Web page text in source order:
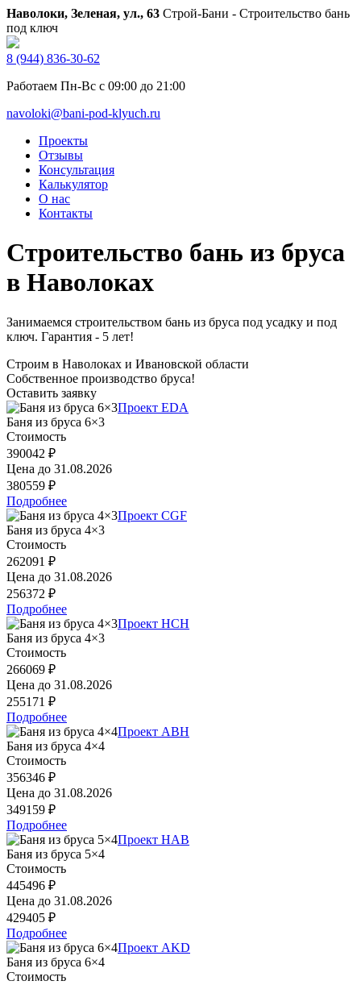
Наволоки, Зеленая, ул., 63 Строй-Бани - Строительство бань
под ключ
8 (944) 836-30-62
Работаем Пн-Вс с 09:00 до 21:00
navoloki@bani-pod-klyuch.ru
Проекты
Отзывы
Консультация
Калькулятор
О нас
Контакты
Строительство бань из бруса
в Наволоках
Занимаемся строительством бань из бруса под усадку и под
ключ. Гарантия - 5 лет!
Строим в Наволоках и Ивановской области
Собственное производство бруса!
Оставить заявку
Проект EDA
Баня из бруса 6×3
Стоимость
390042 ₽
Цена до 31.08.2026
380559 ₽
Подробнее
Проект CGF
Баня из бруса 4×3
Стоимость
262091 ₽
Цена до 31.08.2026
256372 ₽
Подробнее
Проект HCH
Баня из бруса 4×3
Стоимость
266069 ₽
Цена до 31.08.2026
255171 ₽
Подробнее
Проект ABH
Баня из бруса 4×4
Стоимость
356346 ₽
Цена до 31.08.2026
349159 ₽
Подробнее
Проект HAB
Баня из бруса 5×4
Стоимость
445496 ₽
Цена до 31.08.2026
429405 ₽
Подробнее
Проект AKD
Баня из бруса 6×4
Стоимость